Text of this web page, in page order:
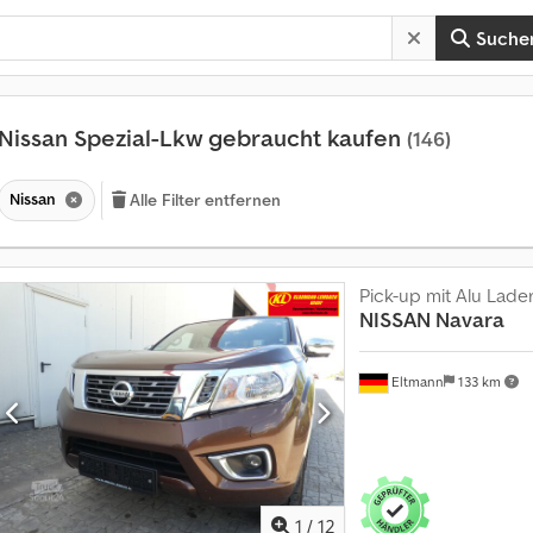
Nissan Spezial-Lkw gebraucht kaufen (146)
Nissan Alle Filter entfernen
1 / 12
Eltmann 133 km
Pick-up mit Alu
NISSAN Navara
M